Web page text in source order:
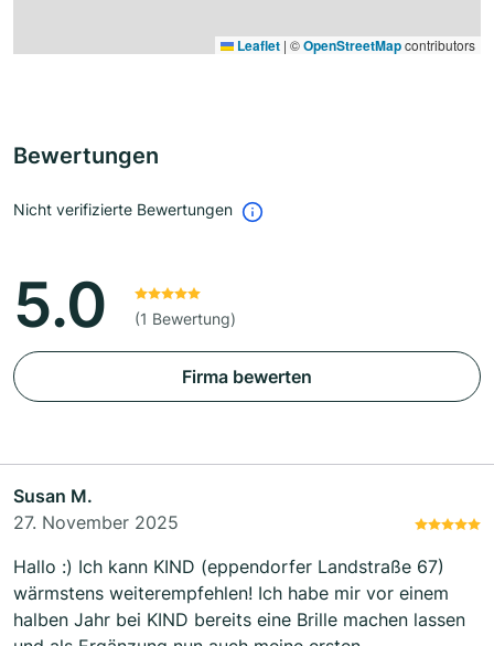
Leaflet | ©OpenStreetMapcontributors
Bewertungen
Nicht verifizierte Bewertungen
5.0 (1 Bewertung)
Firma bewerten
Susan M.
27. November 2025
Hallo :) Ich kann KIND (eppendorfer Landstraße 67)
wärmstens weiterempfehlen! Ich habe mir vor einem
halben Jahr bei KIND bereits eine Brille machen lassen